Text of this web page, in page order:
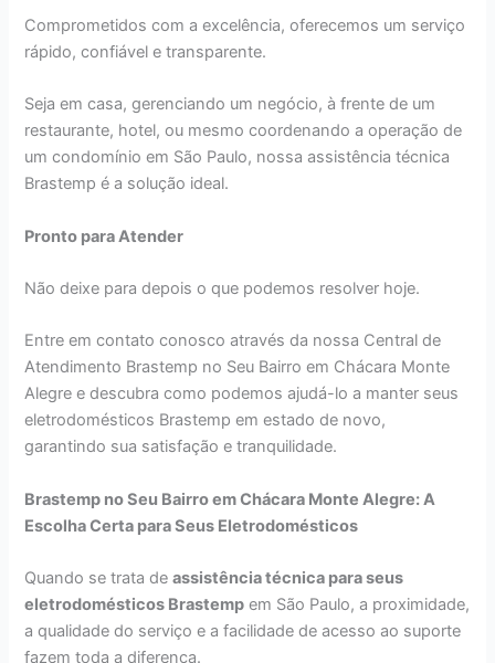
Comprometidos com a excelência, oferecemos um serviço
rápido, confiável e transparente.
Seja em casa, gerenciando um negócio, à frente de um
restaurante, hotel, ou mesmo coordenando a operação de
um condomínio em São Paulo, nossa assistência técnica
Brastemp é a solução ideal.
Pronto para Atender
Não deixe para depois o que podemos resolver hoje.
Entre em contato conosco através da nossa Central de
Atendimento Brastemp no Seu Bairro em Chácara Monte
Alegre e descubra como podemos ajudá-lo a manter seus
eletrodomésticos Brastemp em estado de novo,
garantindo sua satisfação e tranquilidade.
Brastemp no Seu Bairro em Chácara Monte Alegre: A
Escolha Certa para Seus Eletrodomésticos
Quando se trata deassistência técnica para seus
eletrodomésticos Brastemp em São Paulo, a proximidade,
a qualidade do serviço e a facilidade de acesso ao suporte
fazem toda a diferença.